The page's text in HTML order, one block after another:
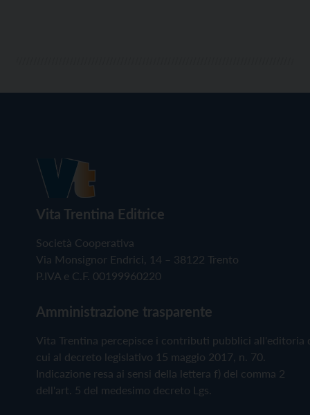
Vita Trentina Editrice
Società Cooperativa
Via Monsignor Endrici, 14 – 38122 Trento
P.IVA e C.F. 00199960220
Amministrazione trasparente
Vita Trentina percepisce i contributi pubblici all'editoria
cui al decreto legislativo 15 maggio 2017, n. 70.
Indicazione resa ai sensi della lettera f) del comma 2
dell'art. 5 del medesimo decreto Lgs.